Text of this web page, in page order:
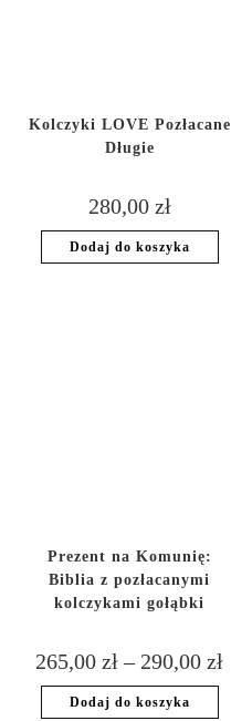
Kolczyki LOVE Pozłacane
Długie
280,00 zł
Dodaj do koszyka
Prezent na Komunię:
Biblia z pozłacanymi
kolczykami gołąbki
265,00 zł– 290,00 zł
Dodaj do koszyka